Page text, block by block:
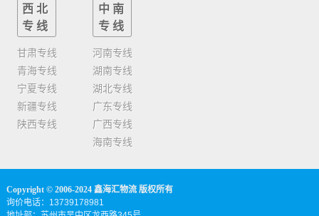
西北
专线
甘肃专线
青海专线
宁夏专线
新疆专线
陕西专线
中南
专线
河南专线
湖南专线
湖北专线
广东专线
广西专线
海南专线
Copyright © 2006-2024 鑫海汇物流 版权所有
询价电话：13739178981